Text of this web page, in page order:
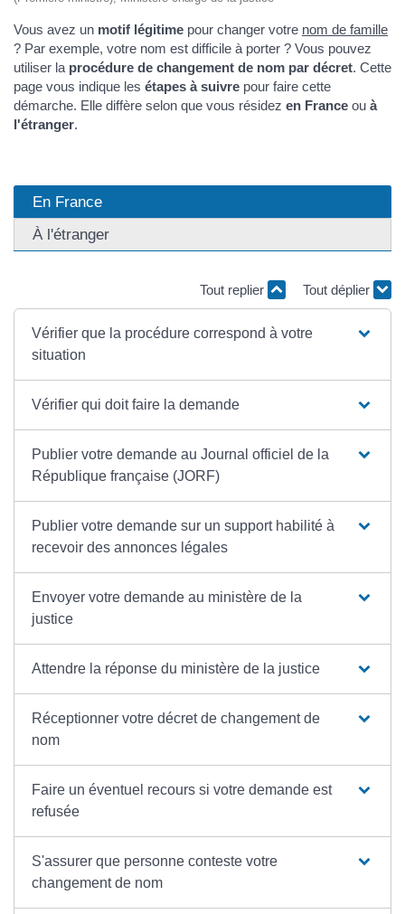
Vous avez un motif légitime pour changer votre nom de famille
? Par exemple, votre nom est difficile à porter ? Vous pouvez
utiliser la procédure de changement de nom par décret. Cette
page vous indique les étapes à suivre pour faire cette
démarche. Elle diffère selon que vous résidez en France ou à
l'étranger.
En France
À l'étranger
Tout replier Tout déplier
Vérifier que la procédure correspond à votre
situation
Vérifier qui doit faire la demande
Publier votre demande au Journal officiel de la
République française (JORF)
Publier votre demande sur un support habilité à
recevoir des annonces légales
Envoyer votre demande au ministère de la
justice
Attendre la réponse du ministère de la justice
Réceptionner votre décret de changement de
nom
Faire un éventuel recours si votre demande est
refusée
S'assurer que personne conteste votre
changement de nom